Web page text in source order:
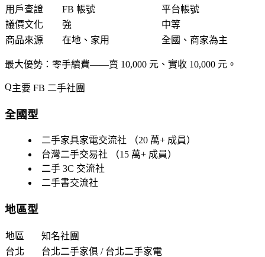
用戶查證
FB 帳號
平台帳號
議價文化
強
中等
商品來源
在地、家用 全國、商家為主
最大優勢：零手續費——賣 10,000 元、實收 10,000 元。
主要 FB 二手社團
全國型
二手家具家電交流社 （20 萬+ 成員）
台灣二手交易社 （15 萬+ 成員）
二手 3C 交流社
二手書交流社
地區型
地區
知名社團
台北
台北二手家俱 / 台北二手家電